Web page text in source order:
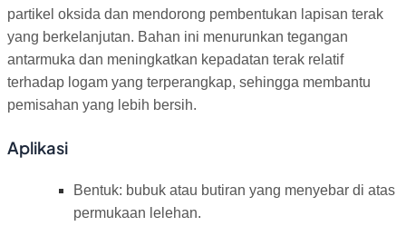
partikel oksida dan mendorong pembentukan lapisan terak
yang berkelanjutan. Bahan ini menurunkan tegangan
antarmuka dan meningkatkan kepadatan terak relatif
terhadap logam yang terperangkap, sehingga membantu
pemisahan yang lebih bersih.
Aplikasi
Bentuk: bubuk atau butiran yang menyebar di atas
permukaan lelehan.